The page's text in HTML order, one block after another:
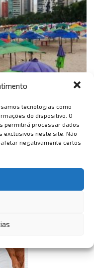
tecnologias como
do dispositivo. O
permitirá processar dados
exclusivos neste site. Não
negativamente certos
centro e leste de
informação é do boletim
sexta-feira...